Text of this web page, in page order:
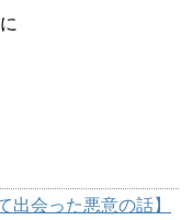
出会った悪意の話】